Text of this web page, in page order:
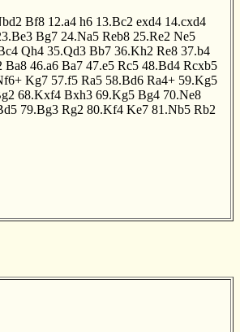
Bf8 12.a4 h6 13.Bc2 exd4 14.cxd4
Bg7 24.Na5 Reb8 25.Re2 Ne5
Qh4 35.Qd3 Bb7 36.Kh2 Re8 37.b4
Ba8 46.a6 Ba7 47.e5 Rc5 48.Bd4 Rcxb5
Kg7 57.f5 Ra5 58.Bd6 Ra4+ 59.Kg5
68.Kxf4 Bxh3 69.Kg5 Bg4 70.Ne8
79.Bg3 Rg2 80.Kf4 Ke7 81.Nb5 Rb2